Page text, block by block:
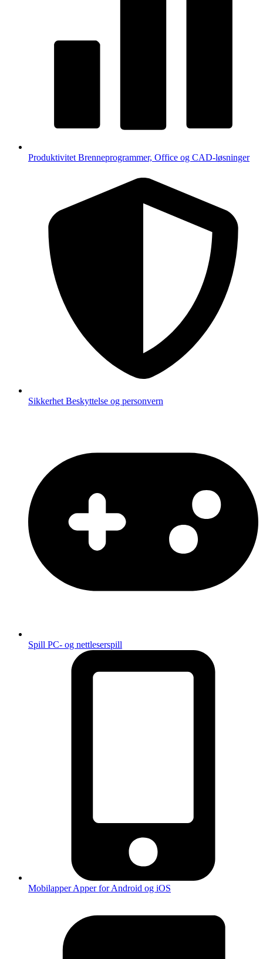
Produktivitet Brenneprogrammer, Office og CAD-løsninger
Sikkerhet Beskyttelse og personvern
Spill PC- og nettleserspill
MobilapperApper for Android og iOS